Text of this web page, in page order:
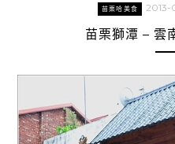
苗栗哈美食 2013-
苗栗獅潭 – 雲